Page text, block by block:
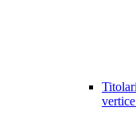
vertice